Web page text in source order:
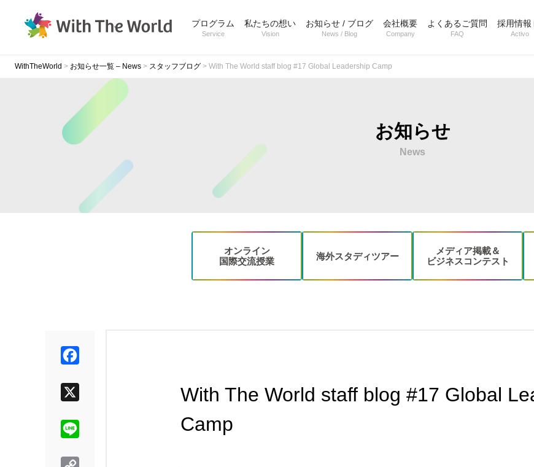
プログラム
Service
私たちの想い
Vision
お知らせ / ブログ
News / Blog
会社概要
Company
よくあるご質問
FAQ
採用情報
Activo
WithTheWorld > お知らせ一覧 – News > スタッフブログ > With The World staff blog #17 Global Leadership Camp
お知らせ
News
オンライン
国際交流授業
海外スタディツアー
メディア掲載＆
ビジネスコンテスト
With The World staff blog #17 Global
Camp